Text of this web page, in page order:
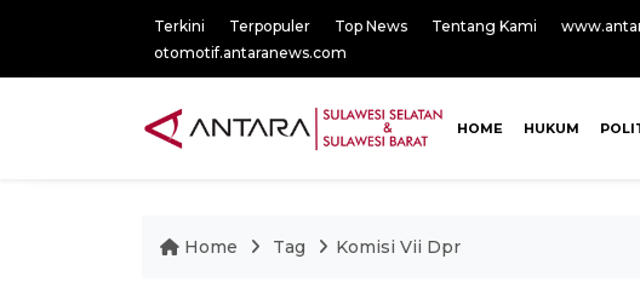
Terkini Terpopuler Top News Tentang Kami
otomotif.antaranews.com
HOME HUKUM
Home Tag Komisi Vii Dpr